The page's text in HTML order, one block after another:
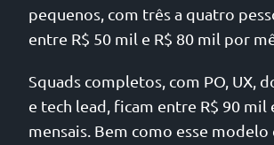
pequenos, com três a quatro
entre R$ 50 mil e R$ 80 mil por
Squads completos, com PO, UX,
e tech lead, ficam entre R$ 90 mil
mensais. Bem como esse